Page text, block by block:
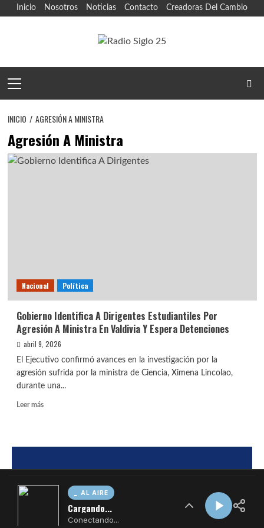
AL AIRE
Cargando...
Conectando...